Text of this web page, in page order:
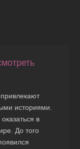
историями.
в
До того